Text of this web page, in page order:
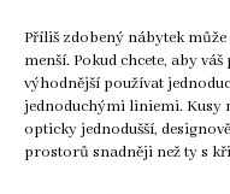
Příliš zdobený nábytek
menší. Pokud chcete, aby
výhodnější používat
jednoduchými liniemi.
opticky jednodušší,
prostorů snadněji než ty s